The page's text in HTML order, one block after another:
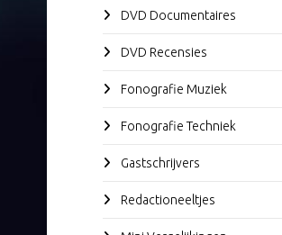
DVD Documentaires
DVD Recensies
Fonografie Muziek
Fonografie Techniek
Gastschrijvers
Redactioneeltjes